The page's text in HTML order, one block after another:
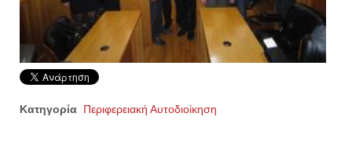
Κατηγορία Περιφερειακή Αυτοδιοίκηση